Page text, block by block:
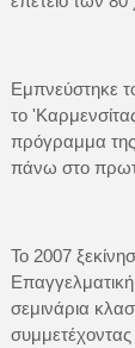
Εμπνεύστηκε
το
πρόγραμμα
πάνω στο
Το 2007
σεμινάρια
συμμετέχοντας